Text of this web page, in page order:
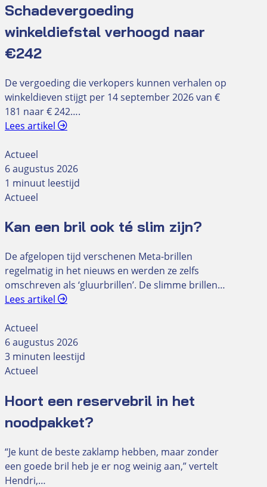
Schadevergoeding
winkeldiefstal verhoogd naar
€242
De vergoeding die verkopers kunnen verhalen op
winkeldieven stijgt per 14 september 2026 van €
181 naar € 242….
Lees artikel
Actueel
6 augustus 2026
1 minuut leestijd
Actueel
Kan een bril ook té slim zijn?
De afgelopen tijd verschenen Meta-brillen
regelmatig in het nieuws en werden ze zelfs
omschreven als ‘gluurbrillen’. De slimme brillen…
Lees artikel
Actueel
6 augustus 2026
3 minuten leestijd
Actueel
Hoort een reservebril in het
noodpakket?
“Je kunt de beste zaklamp hebben, maar zonder
een goede bril heb je er nog weinig aan,” vertelt
Hendri,…